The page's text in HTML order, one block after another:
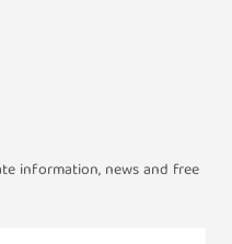
information, news and free